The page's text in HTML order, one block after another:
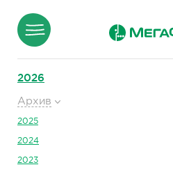
2026
Архив
2025
2024
2023